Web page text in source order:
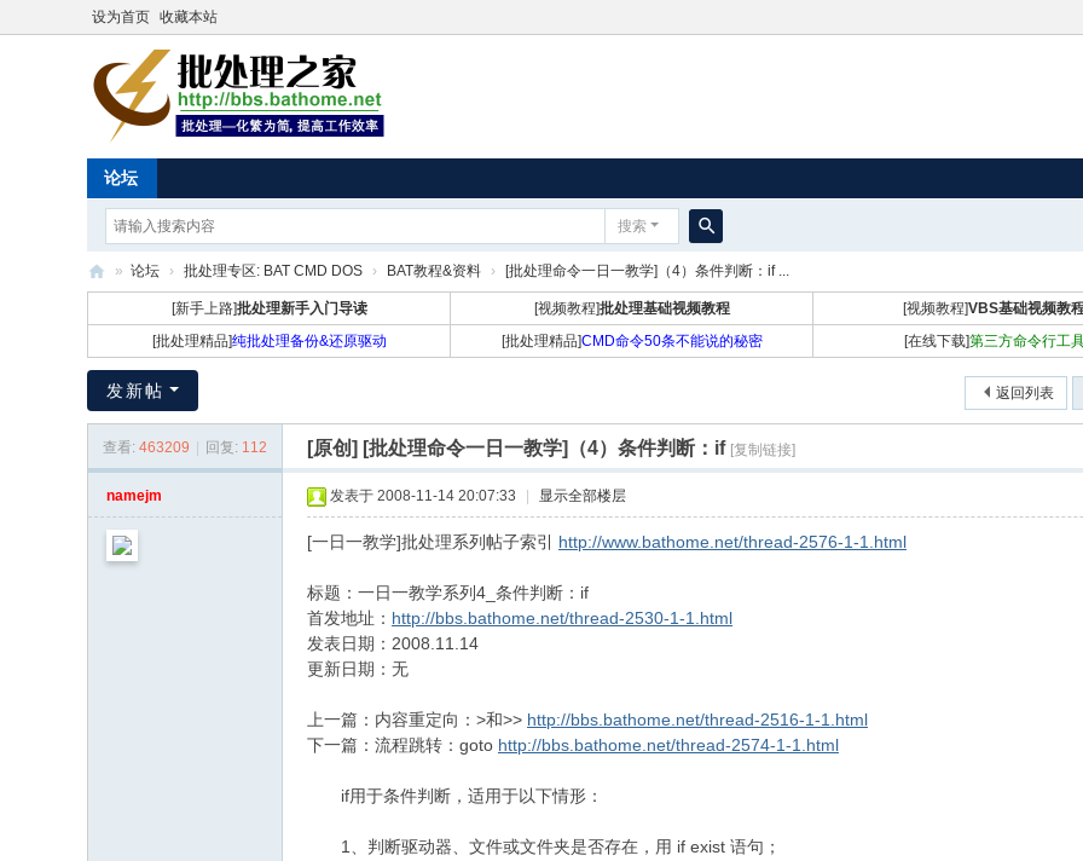
设为首页 收藏本站
论坛
搜索
搜
索
理
之
家
» 论坛 › 批处理专区: BAT CMD DOS › BAT教程&资料 › [批处理命令一日一教学]（4）条件判断：if ...
[新手上路]批处理新手入门导读 [视频教程]批处理基础视频教程 [视频教程]VBS基础视频教
[批处理精品]纯批处理备份&还原驱动 [批处理精品]CMD命令50条不能说的秘密 [在线下载]第三方命令行工
返回列表
发新帖
查看: 463209 回复: 112 [原创] [批处理命令一日一教学]（4）条件判断：if [复制链接]
namejm 发表于 2008-11-14 20:07:33 显示全部楼层
[一日一教学]批处理系列帖子索引 http://www.bathome.net/thread-2576-1-1.html
标题：一日一教学系列4_条件判断：if
首发地址： http://bbs.bathome.net/thread-2530-1-1.html
发表日期：2008.11.14
更新日期：无
上一篇：内容重定向：>和>> http://bbs.bathome.net/thread-2516-1-1.html
下一篇：流程跳转：goto http://bbs.bathome.net/thread-2574-1-1.html
if用于条件判断，适用于以下情形：
1、判断驱动器、文件或文件夹是否存在，用 if exist 语句；